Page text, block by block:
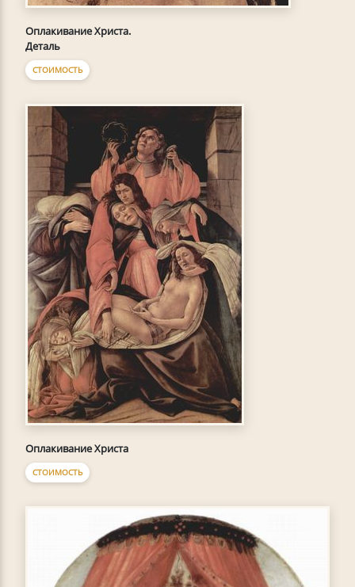
Оплакивание Христа.
Деталь
СТОИМОСТЬ
Оплакивание Христа
СТОИМОСТЬ